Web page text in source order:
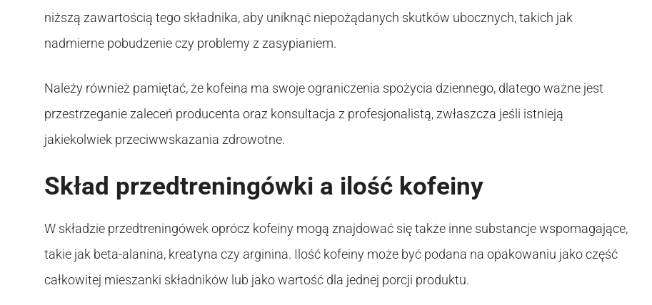
niższą zawartością tego składnika, aby uniknąć niepożądanych skutków ubocznych, takich jak
nadmierne pobudzenie czy problemy z zasypianiem.
Należy również pamiętać, że kofeina ma swoje ograniczenia spożycia dziennego, dlatego ważne jest
przestrzeganie zaleceń producenta oraz konsultacja z profesjonalistą, zwłaszcza jeśli istnieją
jakiekolwiek przeciwwskazania zdrowotne.
Skład przedtreningówki a ilość kofeiny
W składzie przedtreningówek oprócz kofeiny mogą znajdować się także inne substancje wspomagające,
takie jak beta-alanina, kreatyna czy arginina. Ilość kofeiny może być podana na opakowaniu jako część
całkowitej mieszanki składników lub jako wartość dla jednej porcji produktu.